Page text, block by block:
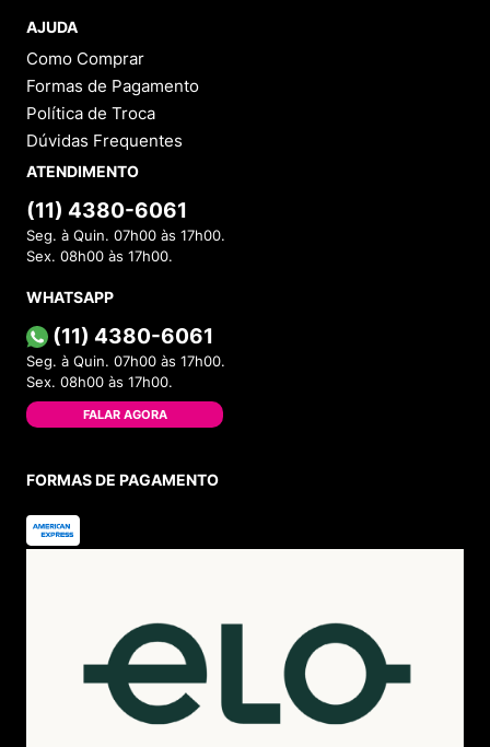
AJUDA
Como Comprar
Formas de Pagamento
Política de Troca
Dúvidas Frequentes
ATENDIMENTO
(11) 4380-6061
Seg. à Quin. 07h00 às 17h00.
Sex. 08h00 às 17h00.
WHATSAPP
(11) 4380-6061
Seg. à Quin. 07h00 às 17h00.
Sex. 08h00 às 17h00.
FALAR AGORA
FORMAS DE PAGAMENTO